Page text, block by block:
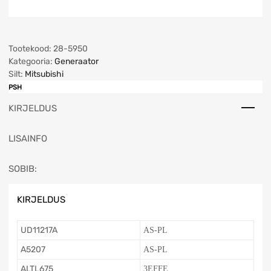
Tootekood: 28-5950
Kategooria: Generaator
Silt: Mitsubishi
PSH
KIRJELDUS
LISAINFO
SOBIB:
KIRJELDUS
UD11217A AS-PL
A5207 AS-PL
ALTL675 3EFFE